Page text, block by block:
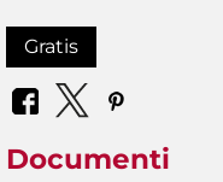
Gratis
Documenti